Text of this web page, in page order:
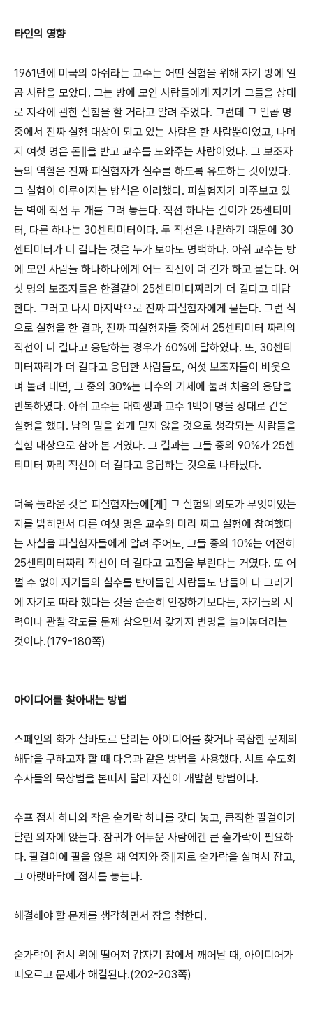
타인의 영향
1961년에 미국의 아쉬라는 교수는 어떤 실험을 위해 자기 방에 일
곱 사람을 모았다. 그는 방에 모인 사람들에게 자기가 그들을 상대
로 지각에 관한 실험을 할 거라고 알려 주었다. 그런데 그 일곱 명
중에서 진짜 실험 대상이 되고 있는 사람은 한 사람뿐이었고, 나머
지 여섯 명은 돈∥을 받고 교수를 도와주는 사람이었다. 그 보조자
들의 역할은 진짜 피실험자가 실수를 하도록 유도하는 것이었다.
그 실험이 이루어지는 방식은 이러했다. 피실험자가 마주보고 있
는 벽에 직선 두 개를 그려 놓는다. 직선 하나는 길이가 25센티미
터, 다른 하나는 30센티미터이다. 두 직선은 나란하기 때문에 30
센티미터가 더 길다는 것은 누가 보아도 명백하다. 아쉬 교수는 방
에 모인 사람들 하나하나에게 어느 직선이 더 긴가 하고 묻는다. 여
섯 명의 보조자들은 한결같이 25센티미터짜리가 더 길다고 대답
한다. 그러고 나서 마지막으로 진짜 피실험자에게 묻는다. 그런 식
으로 실험을 한 결과, 진짜 피실험자들 중에서 25센티미터 짜리의
직선이 더 길다고 응답하는 경우가 60%에 달하였다. 또, 30센티
미터짜리가 더 길다고 응답한 사람들도, 여섯 보조자들이 비웃으
며 놀려 대면, 그 중의 30%는 다수의 기세에 눌려 처음의 응답을
번복하였다. 아쉬 교수는 대학생과 교수 1백여 명을 상대로 같은
실험을 했다. 남의 말을 쉽게 믿지 않을 것으로 생각되는 사람들을
실험 대상으로 삼아 본 거였다. 그 결과는 그들 중의 90%가 25센
티미터 짜리 직선이 더 길다고 응답하는 것으로 나타났다.
더욱 놀라운 것은 피실험자들에[게] 그 실험의 의도가 무엇이었는
지를 밝히면서 다른 여섯 명은 교수와 미리 짜고 실험에 참여했다
는 사실을 피실험자들에게 알려 주어도, 그들 중의 10%는 여전히
25센티미터짜리 직선이 더 길다고 고집을 부린다는 거였다. 또 어
쩔 수 없이 자기들의 실수를 받아들인 사람들도 남들이 다 그러기
에 자기도 따라 했다는 것을 순순히 인정하기보다는, 자기들의 시
력이나 관찰 각도를 문제 삼으면서 갖가지 변명을 늘어놓더라는
것이다.(179-180쪽)
아이디어를 찾아내는 방법
스페인의 화가 살바도르 달리는 아이디어를 찾거나 복잡한 문제의
해답을 구하고자 할 때 다음과 같은 방법을 사용했다. 시토 수도회
수사들의 묵상법을 본떠서 달리 자신이 개발한 방법이다.
수프 접시 하나와 작은 숟가락 하나를 갖다 놓고, 큼직한 팔걸이가
달린 의자에 앉는다. 잠귀가 어두운 사람에겐 큰 숟가락이 필요하
다. 팔걸이에 팔을 얹은 채 엄지와 중∥지로 숟가락을 살며시 잡고,
그 아랫바닥에 접시를 놓는다.
해결해야 할 문제를 생각하면서 잠을 청한다.
숟가락이 접시 위에 떨어져 갑자기 잠에서 깨어날 때, 아이디어가
떠오르고 문제가 해결된다.(202-203쪽)